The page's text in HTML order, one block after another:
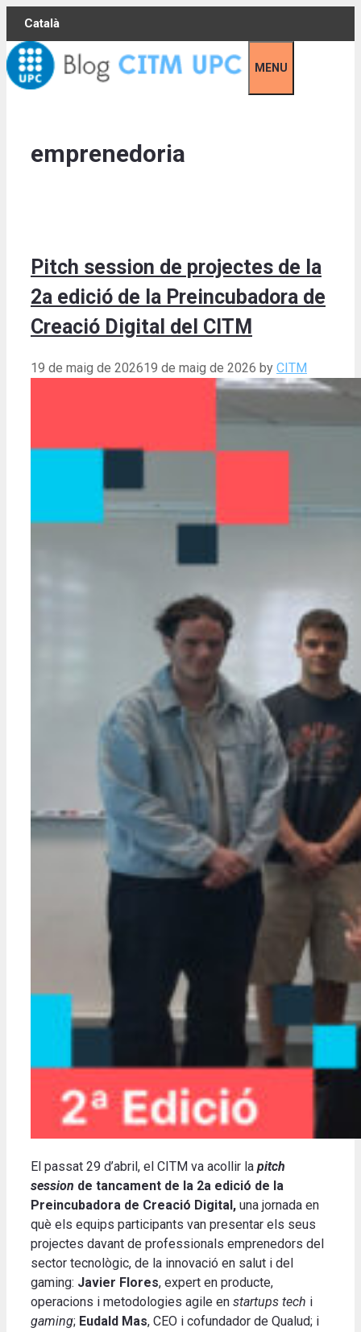
Skip
content
Català
MENU
emprenedoria
Pitch session de projectes de la
2a edició de la Preincubadora de
Creació Digital del CITM
19 de maig de 202619 de maig de 2026 by CITM
El passat 29 d’abril, el CITM va acollir la pitch
session de tancament de la 2a edició de la
Preincubadora de Creació Digital, una jornada en
què els equips participants van presentar els seus
projectes davant de professionals emprenedors del
sector tecnològic, de la innovació en salut i del
gaming: Javier Flores, expert en producte,
operacions i metodologies agile en startups tech i
gaming; Eudald Mas, CEO i cofundador de Qualud; i